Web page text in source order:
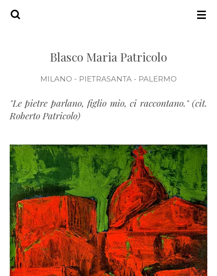
Vai
Blasco Maria Patricolo
MILANO - PIETRASANTA - PALERMO
"Le pietre parlano, figlio mio, ci raccontano." (cit.
Roberto Patricolo)